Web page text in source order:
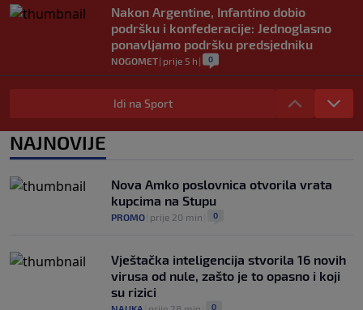
Nakon Argentine, Infantino dobio
podršku i konfederacije: Jednoglasno
ponavljamo podršku predsjedniku
NOGOMET| prije 5 h | 0
Tužne vijesti: Preminuo nekadašnji
prvak Jugoslavije
čak 50 miliona dolara
prije 6 h 0
Idi na Sport
NAJNOVIJE
Nova Amko poslovnica otvorila vrata
kupcima na Stupu
PROMO prije 20 min 0
Vještačka inteligencija stvorila 16 novih
virusa od nule, zašto je to opasno i koji
su rizici
0